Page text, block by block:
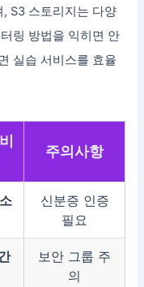
, S3 스토리지는 다양
링 방법을 익히면 안
실습 서비스를 효율
주의사항
신분증 인증
필요
보안 그룹 주
의